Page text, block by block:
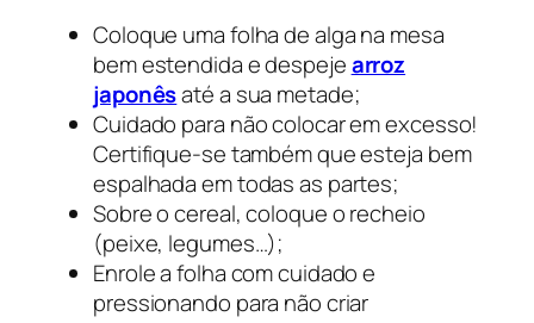
Coloque uma folha de alga na mesa
bem estendida e despejearroz
japonêsaté a sua metade;
Cuidado para não colocar em excesso!
Certifique-se também que esteja bem
espalhada em todas as partes;
Sobre o cereal, coloque o recheio
(peixe, legumes…);
Enrole a folha com cuidado e
pressionando para não criar